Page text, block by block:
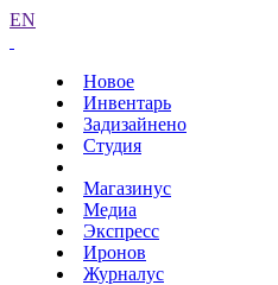
EN
Новое
Инвентарь
Задизайнено
Студия
Магазинус
Медиа
Экспресс
Иронов
Журналус